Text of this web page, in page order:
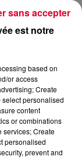
Harari
est notre
based on
or access
Create
personalised
content
or combinations
services; Create
personalised
prevent and
sans accepter